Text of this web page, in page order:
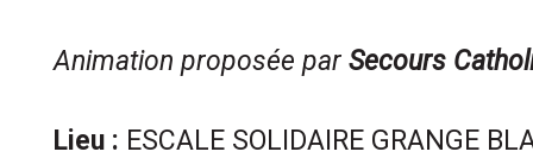
Animation proposée par Secours
Lieu : ESCALE SOLIDAIRE GRANGE